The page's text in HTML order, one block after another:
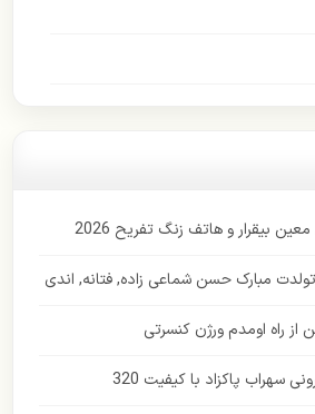
بیقرار و هاتف زنگ تفریح 2026
مبارک حسن شماعی زاده, فتانه, اندی
راه اومدم ورژن کنسرتی
سهراب پاکزاد با کیفیت 320